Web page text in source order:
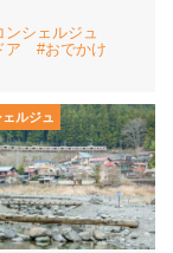
ンシェルジュ
ア
#おでかけ
ルジュ